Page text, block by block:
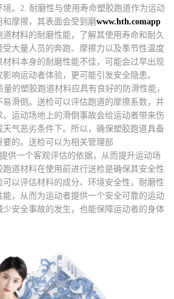
。2. 耐磨性与使用寿命塑胶跑道作为运动
摩擦，其表面会受到磨www.hth.comapp
材料的耐磨性能，了解其使用寿命和耐久
大量人员的奔跑、摩擦力以及季节性温度
料本身的耐磨性能不佳，可能会过早出现
响运动者体验，更可能引发安全隐患。
的塑胶跑道材料应具有良好的防滑性能，
易滑倒。送检可以评估跑道的摩擦系数，并
运动场地上的滑倒事故会给运动者带来伤
气恶劣条件下。所以，确保塑胶跑道具备
的。送检可以为相关管理部
供一个客观评估的依据，从而提升运动场
道材料在使用前进行送检是确保其安全性
以评估材料的成分、环境安全性，耐磨性
，从而为运动者提供一个安全可靠的运动
安全事故的发生，也能保障运动者的身体